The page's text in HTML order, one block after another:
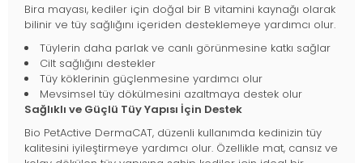
Bira mayası, kediler için doğal bir B vitamini kaynağı olarak
bilinir ve tüy sağlığını içeriden desteklemeye yardımcı olur.
Tüylerin daha parlak ve canlı görünmesine katkı sağlar
Cilt sağlığını destekler
Tüy köklerinin güçlenmesine yardımcı olur
Mevsimsel tüy dökülmesini azaltmaya destek olur
Sağlıklı ve Güçlü Tüy Yapısı İçin Destek
Bio PetActive DermaCAT, düzenli kullanımda kedinizin tüy
kalitesini iyileştirmeye yardımcı olur. Özellikle mat, cansız ve